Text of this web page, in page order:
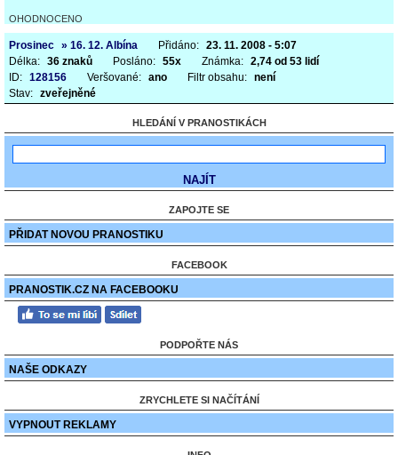
OHODNOCENO
Prosinec » 16. 12. Albína Přidáno: 23. 11. 2008 - 5:07
Délka: 36 znaků Posláno: 55x Známka: 2,74 od 53 lidí
ID: 128156 Veršované: ano Filtr obsahu: není
Stav: zveřejněné
HLEDÁNÍ V PRANOSTIKÁCH
ZAPOJTE SE
PŘIDAT NOVOU PRANOSTIKU
FACEBOOK
PRANOSTIK.CZ NA FACEBOOKU
PODPOŘTE NÁS
NAŠE ODKAZY
ZRYCHLETE SI NAČÍTÁNÍ
VYPNOUT REKLAMY